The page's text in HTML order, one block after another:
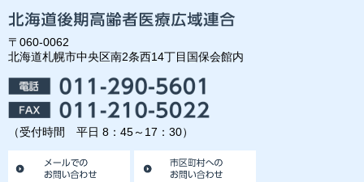
〒060-0062
北海道札幌市中央区南2条西14丁目国保会館内
（受付時間 平日 8：45～17：30）